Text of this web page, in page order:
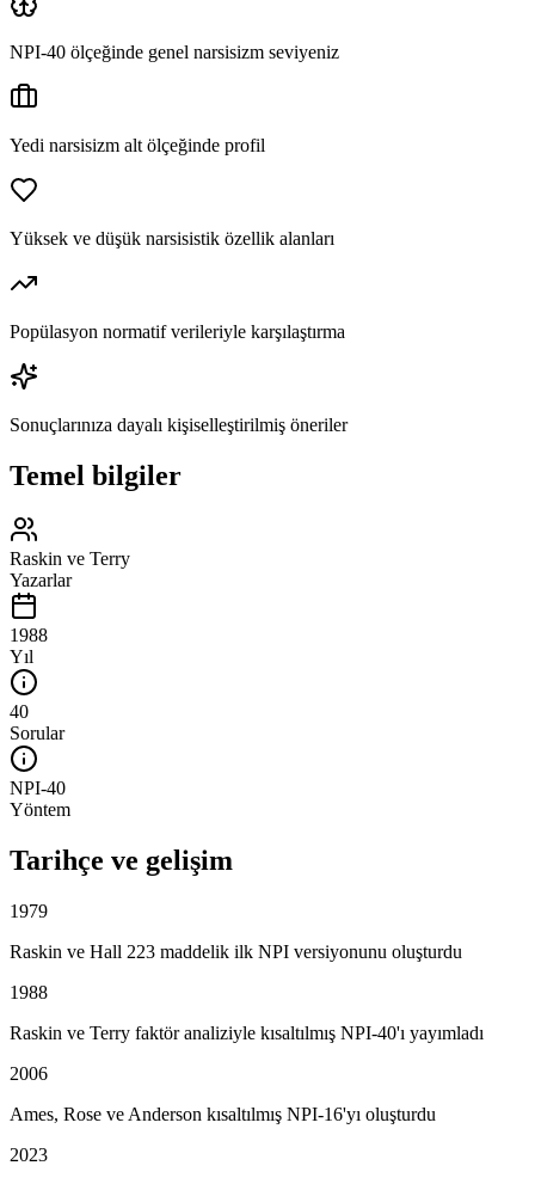
NPI-40 ölçeğinde genel narsisizm seviyeniz
Yedi narsisizm alt ölçeğinde profil
Yüksek ve düşük narsisistik özellik alanları
Popülasyon normatif verileriyle karşılaştırma
Sonuçlarınıza dayalı kişiselleştirilmiş öneriler
Temel bilgiler
Raskin ve Terry
Yazarlar
1988
Yıl
40
Sorular
NPI-40
Yöntem
Tarihçe ve gelişim
1979
Raskin ve Hall 223 maddelik ilk NPI versiyonunu oluşturdu
1988
Raskin ve Terry faktör analiziyle kısaltılmış NPI-40'ı yayımladı
2006
Ames, Rose ve Anderson kısaltılmış NPI-16'yı oluşturdu
2023